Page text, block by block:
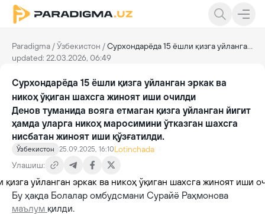
Paradigma /Ўзбекистон /Сурхондарёда 15 ёшли қизга уйланган эркак ва никоҳ ўқиган шахсга жиноят иши очилди
updated: 22.03.2026, 06:49
Сурхондарёда 15 ёшли қизга уйланган эркак ва
никоҳ ўқиган шахсга жиноят иши очилди
Денов туманида вояга етмаган қизга уйланган йигит
ҳамда уларга никоҳ маросимини ўтказган шахсга
нисбатан жиноят иши қўзғатилди.
Ўзбекистон 25.09.2025, 16:10Lotinchada
Улашиш:
Бу ҳақда Болалар омбудсмани Сурайё Раҳмонова
маълум қилди.